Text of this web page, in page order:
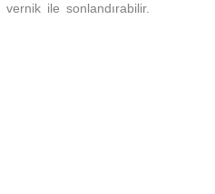
ile sonlandırabilir.